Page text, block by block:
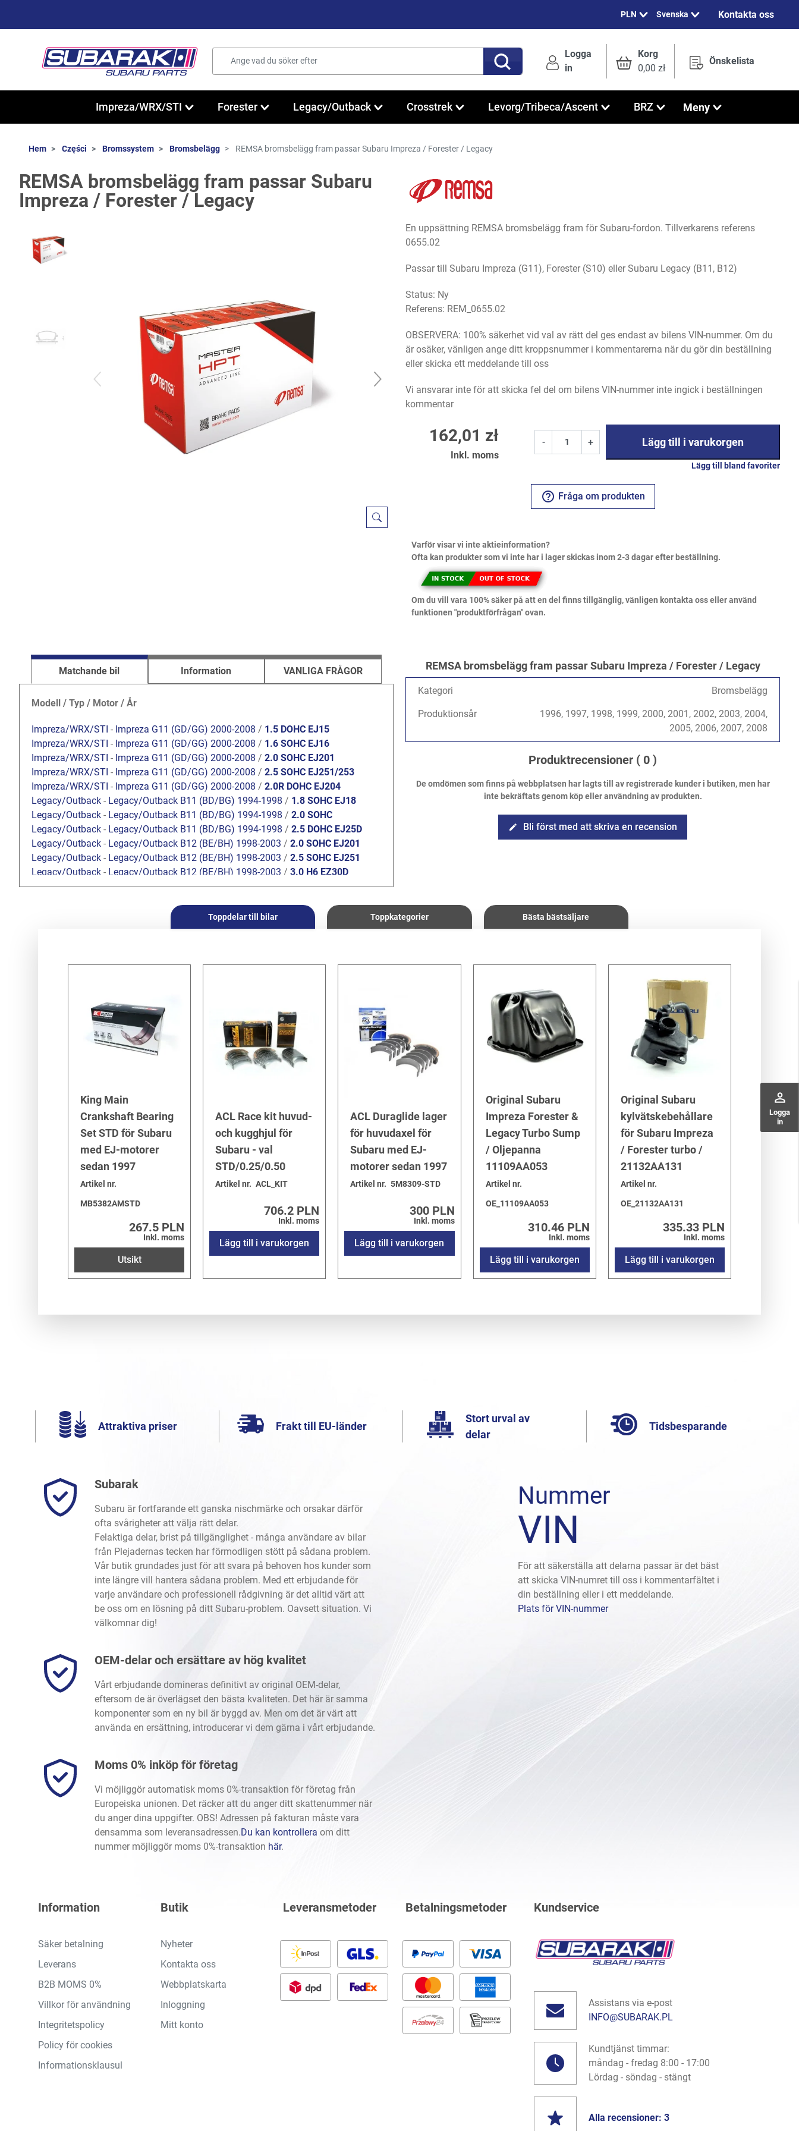
Svenska Kontakta oss
Logga
in
Korg
0,00 zł
Önskelista
perm_identity
Logga
in
Impreza/WRX/STI Forester Legacy/Outback Crosstrek Levorg/Tribeca/Ascent BRZ Meny
Hem Części Bromssystem Bromsbelägg REMSA bromsbelägg fram passar Subaru Impreza / Forester / Legacy
REMSA bromsbelägg fram passar Subaru
Impreza / Forester / Legacy
En uppsättning REMSA bromsbelägg fram för Subaru-fordon. Tillverkarens referens
0655.02
Passar till Subaru Impreza (G11), Forester (S10) eller Subaru Legacy (B11, B12)
Status: Ny
Referens: REM_0655.02
OBSERVERA: 100% säkerhet vid val av rätt del ges endast av bilens VIN-nummer. Om du
är osäker, vänligen ange ditt kroppsnummer i kommentarerna när du gör din beställning
eller skicka ett meddelande till oss
Vi ansvarar inte för att skicka fel del om bilens VIN-nummer inte ingick i beställningen
kommentar
162,01 zł
Inkl. moms
- + Lägg till i varukorgen
Lägg till bland favoriter
help_outline Fråga om produkten
Varför visar vi inte aktieinformation?
Ofta kan produkter som vi inte har i lager skickas inom 2-3 dagar efter beställning.
Om du vill vara 100% säker på att en del finns tillgänglig, vänligen kontakta oss eller använd
funktionen "produktförfrågan" ovan.
Matchande bil Information VANLIGA FRÅGOR
Modell / Typ / Motor / År
Impreza/WRX/STI - Impreza G11 (GD/GG) 2000-2008 / 1.5 DOHC EJ15
Impreza/WRX/STI - Impreza G11 (GD/GG) 2000-2008 / 1.6 SOHC EJ16
Impreza/WRX/STI - Impreza G11 (GD/GG) 2000-2008 / 2.0 SOHC EJ201
Impreza/WRX/STI - Impreza G11 (GD/GG) 2000-2008 / 2.5 SOHC EJ251/253
Impreza/WRX/STI - Impreza G11 (GD/GG) 2000-2008 / 2.0R DOHC EJ204
Legacy/Outback - Legacy/Outback B11 (BD/BG) 1994-1998 / 1.8 SOHC EJ18
Legacy/Outback - Legacy/Outback B11 (BD/BG) 1994-1998 / 2.0 SOHC
Legacy/Outback - Legacy/Outback B11 (BD/BG) 1994-1998 / 2.5 DOHC EJ25D
Legacy/Outback - Legacy/Outback B12 (BE/BH) 1998-2003 / 2.0 SOHC EJ201
Legacy/Outback - Legacy/Outback B12 (BE/BH) 1998-2003 / 2.5 SOHC EJ251
Legacy/Outback - Legacy/Outback B12 (BE/BH) 1998-2003 / 3.0 H6 EZ30D
Forester-Forester S10 (SF) 1997-2002/2.0 SOHC
Forester S10 (SF) 1997-2002 2.0 Turbo
REMSA bromsbelägg fram passar Subaru Impreza / Forester / Legacy
Kategori Bromsbelägg
Produktionsår
1996, 1997, 1998, 1999, 2000, 2001, 2002, 2003, 2004,
2005, 2006, 2007, 2008
Produktrecensioner ( 0 )
De omdömen som finns på webbplatsen har lagts till av registrerade kunder i butiken, men har
inte bekräftats genom köp eller användning av produkten.
edit Bli först med att skriva en recension
Toppdelar till bilar Toppkategorier Bästa bästsäljare
King Main
Crankshaft Bearing
Set STD för Subaru
med EJ-motorer
sedan 1997
Artikel nr.
MB5382AMSTD
267.5 PLN
Inkl. moms
Utsikt
ACL Race kit huvud-
och kugghjul för
Subaru - val
STD/0.25/0.50
Artikel nr. ACL_KIT
706.2 PLN
Inkl. moms
Lägg till i varukorgen
ACL Duraglide lager
för huvudaxel för
Subaru med EJ-
motorer sedan 1997
Artikel nr. 5M8309-STD
300 PLN
Inkl. moms
Lägg till i varukorgen
Original Subaru
Impreza Forester &
Legacy Turbo Sump
/ Oljepanna
11109AA053
Artikel nr.
OE_11109AA053
310.46 PLN
Inkl. moms
Lägg till i varukorgen
Original Subaru
kylvätskebehållare
för Subaru Impreza
/ Forester turbo /
21132AA131
Artikel nr.
OE_21132AA131
335.33 PLN
Inkl. moms
Lägg till i varukorgen
Attraktiva priser Frakt till EU-länder
Stort urval av
delar
Tidsbesparande
Subarak
Subaru är fortfarande ett ganska nischmärke och orsakar därför
ofta svårigheter att välja rätt delar.
Felaktiga delar, brist på tillgänglighet - många användare av bilar
från Plejadernas tecken har förmodligen stött på sådana problem.
Vår butik grundades just för att svara på behoven hos kunder som
inte längre vill hantera sådana problem. Med ett erbjudande för
varje användare och professionell rådgivning är det alltid värt att
be oss om en lösning på ditt Subaru-problem. Oavsett situation. Vi
välkomnar dig!
OEM-delar och ersättare av hög kvalitet
Vårt erbjudande domineras definitivt av original OEM-delar,
eftersom de är överlägset den bästa kvaliteten. Det här är samma
komponenter som en ny bil är byggd av. Men om det är värt att
använda en ersättning, introducerar vi dem gärna i vårt erbjudande.
Moms 0% inköp för företag
Vi möjliggör automatisk moms 0%-transaktion för företag från
Europeiska unionen. Det räcker att du anger ditt skattenummer när
du anger dina uppgifter. OBS! Adressen på fakturan måste vara
densamma som leveransadressen.Du kan kontrollera om ditt
nummer möjliggör moms 0%-transaktion här.
Nummer
VIN
För att säkerställa att delarna passar är det bäst
att skicka VIN-numret till oss i kommentarfältet i
din beställning eller i ett meddelande.
Plats för VIN-nummer
Information
Säker betalning
Leverans
B2B MOMS 0%
Villkor för användning
Integritetspolicy
Policy för cookies
Informationsklausul
Butik
Nyheter
Kontakta oss
Webbplatskarta
Inloggning
Mitt konto
Leveransmetoder Betalningsmetoder Kundservice
Assistans via e-post
INFO@SUBARAK.PL
Kundtjänst timmar:
måndag - fredag 8:00 - 17:00
Lördag - söndag - stängt
Alla recensioner: 3